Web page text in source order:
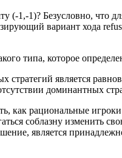
(-1,-1)? Безусловно, что
вариант хода
типа, которое
стратегий является
доминантных
рациональные игроки
соблазну изменить
является